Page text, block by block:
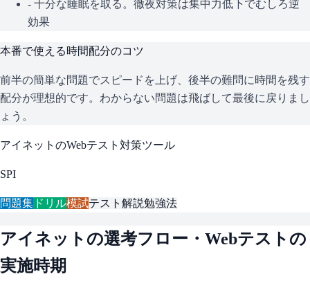
- 十分な睡眠を取る。徹夜対策は集中力低下でむしろ逆
効果
本番で使える時間配分のコツ
前半の簡単な問題でスピードを上げ、後半の難問に時間を残す
配分が理想的です。わからない問題は飛ばして最後に戻りまし
ょう。
アイネット のWebテスト対策ツール
SPI
問題集 ドリル模試テスト解説勉強法
アイネット の選考フロー・Webテストの
実施時期